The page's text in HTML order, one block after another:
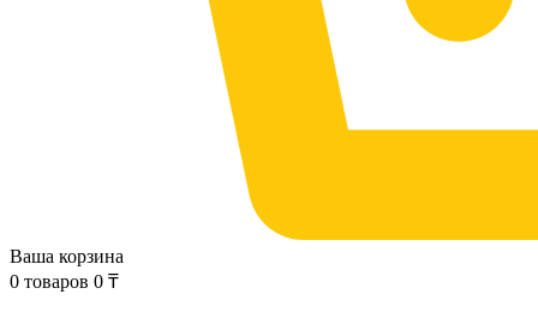
Ваша корзина
0 товаров 0 ₸